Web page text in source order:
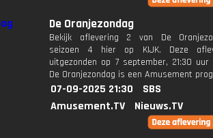
De Oranjezondag
Bekijk aflevering 2 van De
seizoen 4 hier op KIJK. Deze
uitgezonden op 7 september, 21:30 uur
De Oranjezondag is een Amusement
07-09-2025 21:30
SBS
Amusement.TV
Nieuws.TV